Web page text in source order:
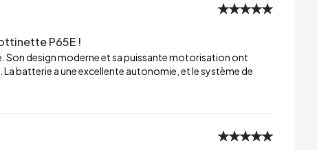
P65E !
design moderne et sa puissante motorisation ont
batterie a une excellente autonomie, et le système de